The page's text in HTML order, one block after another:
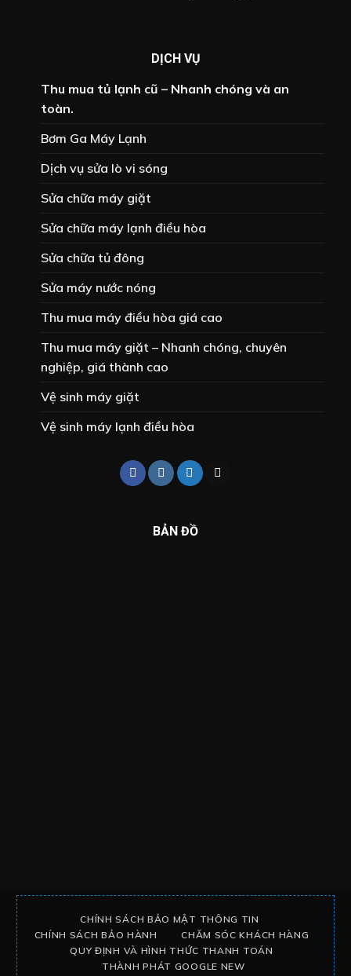
DỊCH VỤ
Thu mua tủ lạnh cũ – Nhanh chóng và an
toàn.
Bơm Ga Máy Lạnh
Dịch vụ sửa lò vi sóng
Sửa chữa máy giặt
Sửa chữa máy lạnh điều hòa
Sửa chữa tủ đông
Sửa máy nước nóng
Thu mua máy điều hòa giá cao
Thu mua máy giặt – Nhanh chóng, chuyên
nghiệp, giá thành cao
Vệ sinh máy giặt
Vệ sinh máy lạnh điều hòa
BẢN ĐỒ
CHÍNH SÁCH BẢO MẬT THÔNG TIN
CHÍNH SÁCH BẢO HÀNH
CHĂM SÓC KHÁCH HÀNG
QUY ĐỊNH VÀ HÌNH THỨC THANH TOÁN
THÀNH PHÁT GOOGLE NEW